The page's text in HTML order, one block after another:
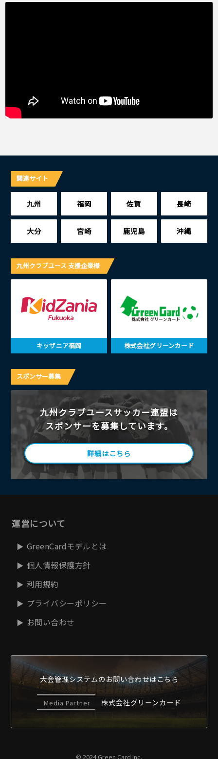
関連サイト
九州 福岡 佐賀 長崎
大分 宮崎 鹿児島 沖縄
九州クラブユース 支援企業様
キッザニア福岡 株式会社グリーンカード
スポンサー募集
九州クラブユースサッカー連盟は
スポンサーを募集しています。
詳細はこちら
運営について
GreenCardモデルとは
個人情報保護方針
利用規約
プライバシーポリシー
お問い合わせ
大会管理システムのお問い合わせはこちら
Media Partner 株式会社グリーンカード
© 2024 Green Card Inc.